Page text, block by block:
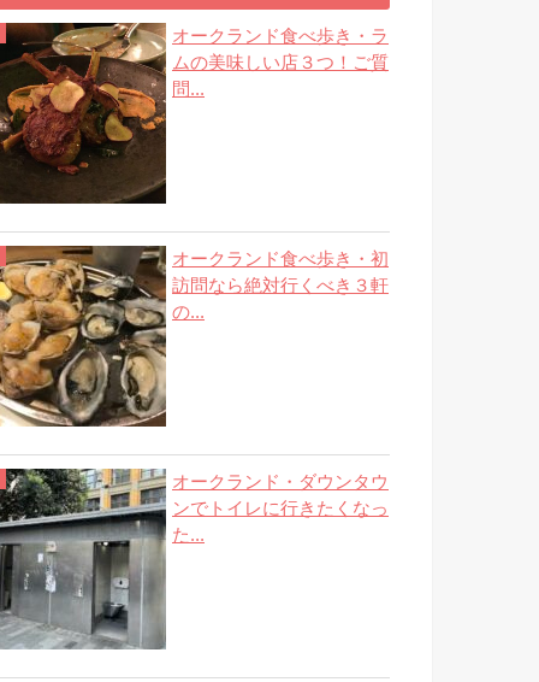
オークランド食べ歩き・ラ
ムの美味しい店３つ！ご質
問...
オークランド食べ歩き・初
訪問なら絶対行くべき３軒
の...
オークランド・ダウンタウ
ンでトイレに行きたくなっ
た...